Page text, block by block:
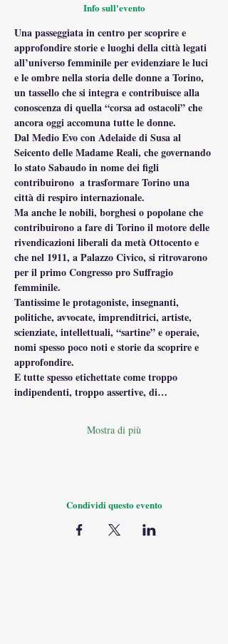
Info sull'evento
Una passeggiata in centro per scoprire e
approfondire storie e luoghi della città legati
all’universo femminile per evidenziare le luci
e le ombre nella storia delle donne a Torino,
un tassello che si integra e contribuisce alla
conoscenza di quella “corsa ad ostacoli” che
ancora oggi accomuna tutte le donne.
Dal Medio Evo con Adelaide di Susa al
Seicento delle Madame Reali, che governando
lo stato Sabaudo in nome dei figli
contribuirono  a trasformare Torino una
città di respiro internazionale.
Ma anche le nobili, borghesi o popolane che
contribuirono a fare di Torino il motore delle
rivendicazioni liberali da metà Ottocento e
che nel 1911, a Palazzo Civico, si ritrovarono
per il primo Congresso pro Suffragio
femminile.
Tantissime le protagoniste, insegnanti,
politiche, avvocate, imprenditrici, artiste,
scienziate, intellettuali, “sartine” e operaie,
nomi spesso poco noti e storie da scoprire e
approfondire.
E tutte spesso etichettate come troppo
indipendenti, troppo assertive, di…
Mostra di più
Condividi questo evento